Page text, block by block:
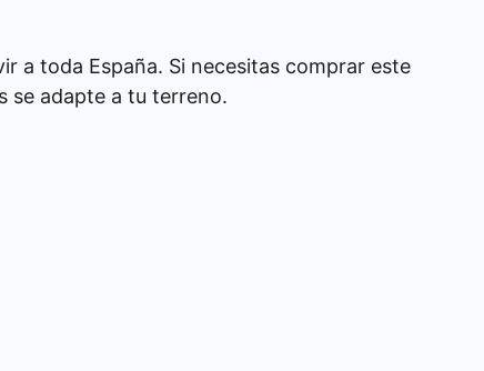
a toda España. Si necesitas comprar este
se adapte a tu terreno.